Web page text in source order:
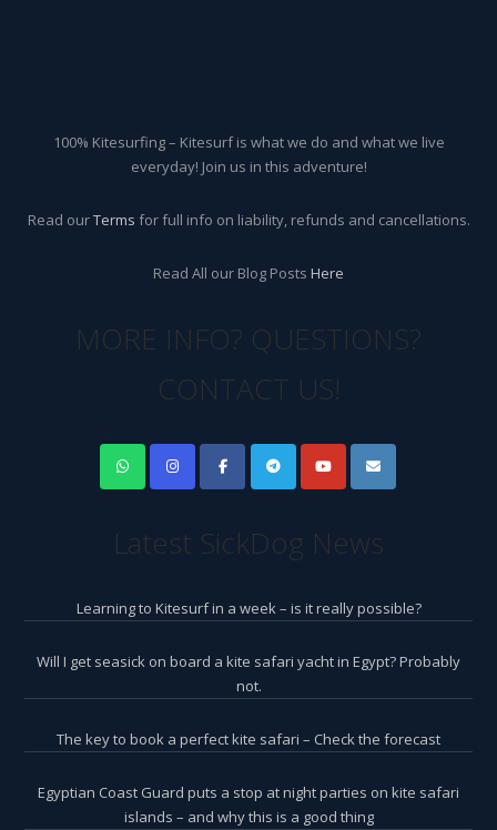
100% Kitesurfing – Kitesurf is what we do and what we live
everyday! Join us in this adventure!
Read ourTerms for full info on liability, refunds and cancellations.
Read All our Blog Posts Here
MORE INFO? QUESTIONS?
CONTACT US!
Latest SickDog News
Learning to Kitesurf in a week – is it really possible?
Will I get seasick on board a kite safari yacht in Egypt? Probably
not.
The key to book a perfect kite safari – Check the forecast
Egyptian Coast Guard puts a stop at night parties on kite safari
islands – and why this is a good thing